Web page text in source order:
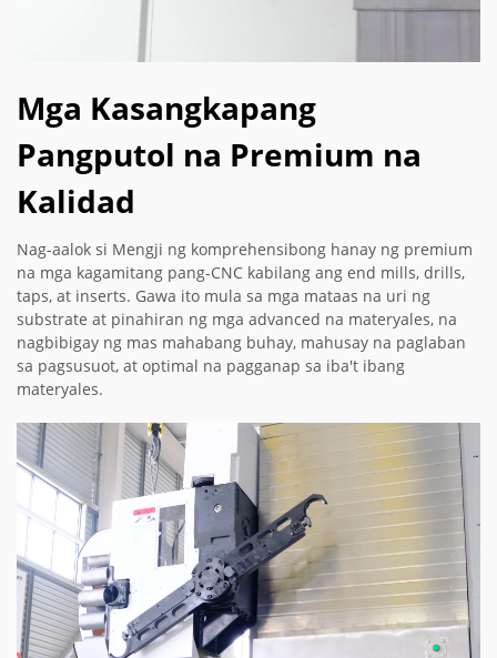
Mga Kasangkapang
Pangputol na Premium na
Kalidad
Nag-aalok si Mengji ng komprehensibong hanay ng premium
na mga kagamitang pang-CNC kabilang ang end mills, drills,
taps, at inserts. Gawa ito mula sa mga mataas na uri ng
substrate at pinahiran ng mga advanced na materyales, na
nagbibigay ng mas mahabang buhay, mahusay na paglaban
sa pagsusuot, at optimal na pagganap sa iba't ibang
materyales.